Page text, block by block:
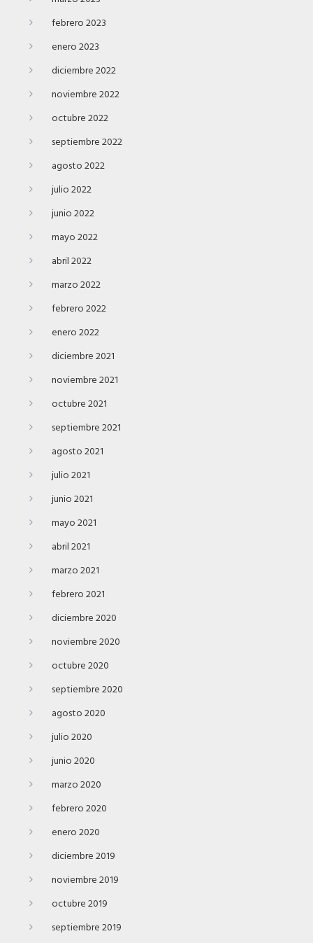
febrero 2023
enero 2023
diciembre 2022
noviembre 2022
octubre 2022
septiembre 2022
agosto 2022
julio 2022
junio 2022
mayo 2022
abril 2022
marzo 2022
febrero 2022
enero 2022
diciembre 2021
noviembre 2021
octubre 2021
septiembre 2021
agosto 2021
julio 2021
junio 2021
mayo 2021
abril 2021
marzo 2021
febrero 2021
diciembre 2020
noviembre 2020
octubre 2020
septiembre 2020
agosto 2020
julio 2020
junio 2020
marzo 2020
febrero 2020
enero 2020
diciembre 2019
noviembre 2019
octubre 2019
septiembre 2019